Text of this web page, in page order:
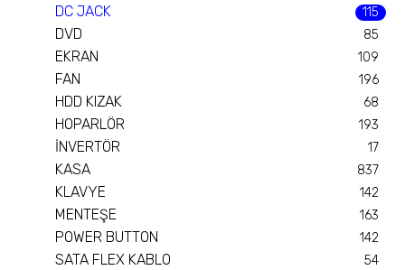
DC JACK 115
DVD 85
EKRAN 109
FAN 196
HDD KIZAK 68
HOPARLÖR 193
İNVERTÖR 17
KASA 837
KLAVYE 142
MENTEŞE 163
POWER BUTTON 142
SATA FLEX KABLO 54